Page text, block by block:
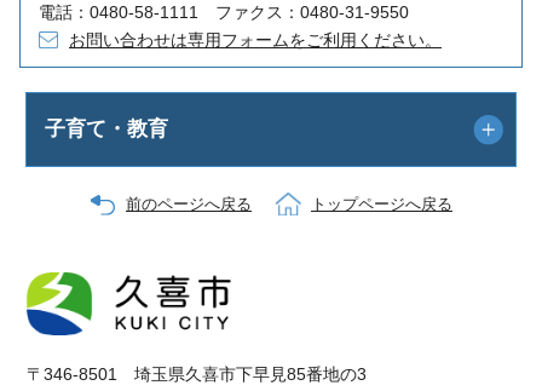
電話：0480-58-1111 ファクス：0480-31-9550
お問い合わせは専用フォームをご利用ください。
子育て・教育
前のページへ戻る トップページへ戻る
〒346-8501 埼玉県久喜市下早見85番地の3